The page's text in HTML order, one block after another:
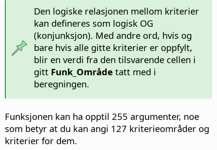
Den logiske relasjonen mellom kriterier
kan defineres som logisk OG
(konjunksjon). Med andre ord, hvis og
bare hvis alle gitte kriterier er oppfylt,
blir en verdi fra den tilsvarende cellen i
gitt Funk_Område tatt med i
beregningen.
Funksjonen kan ha opptil 255 argumenter, noe
som betyr at du kan angi 127 kriterieområder og
kriterier for dem.